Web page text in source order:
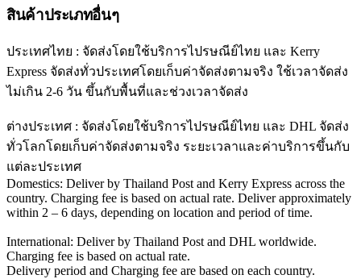
สินค้าประเภทอื่นๆ
ประเทศไทย : จัดส่งโดยใช้บริการไปรษณีย์ไทย และ Kerry
Express จัดส่งทั่วประเทศโดยเก็บค่าจัดส่งตามจริง ใช้เวลาจัดส่ง
ไม่เกิน 2-6 วัน ขึ้นกับพื้นที่และช่วงเวลาจัดส่ง
ต่างประเทศ : จัดส่งโดยใช้บริการไปรษณีย์ไทย และ DHL จัดส่ง
ทั่วโลกโดยเก็บค่าจัดส่งตามจริง ระยะเวลาและค่าบริการขึ้นกับ
แต่ละประเทศ
Domestics: Deliver by Thailand Post and Kerry Express across the
country. Charging fee is based on actual rate. Deliver approximately
within 2 – 6 days, depending on location and period of time.
International: Deliver by Thailand Post and DHL worldwide.
Charging fee is based on actual rate.
Delivery period and Charging fee are based on each country.